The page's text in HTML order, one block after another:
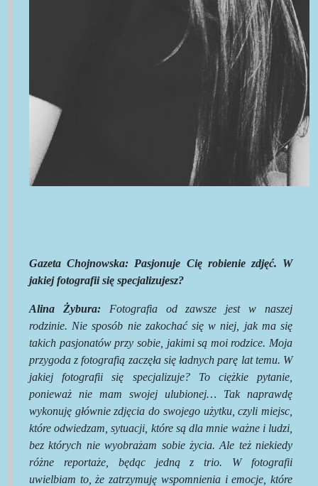
Gazeta Chojnowska: Pasjonuje Cię robienie zdjęć. W
jakiej fotografii się specjalizujesz?
Alina Żybura:Fotografia od zawsze jest w naszej
rodzinie. Nie sposób nie zakochać się w niej, jak ma się
takich pasjonatów przy sobie, jakimi są moi rodzice. Moja
przygoda z fotografią zaczęła się ładnych parę lat temu. W
jakiej fotografii się specjalizuje? To ciężkie pytanie,
ponieważ nie mam swojej ulubionej… Tak naprawdę
wykonuję głównie zdjęcia do swojego użytku, czyli miejsc,
które odwiedzam, sytuacji, które są dla mnie ważne i ludzi,
bez których nie wyobrażam sobie życia. Ale też niekiedy
różne reportaże, będąc jedną z trio. W fotografii
uwielbiam to, że zatrzymuję wspomnienia i emocje, które